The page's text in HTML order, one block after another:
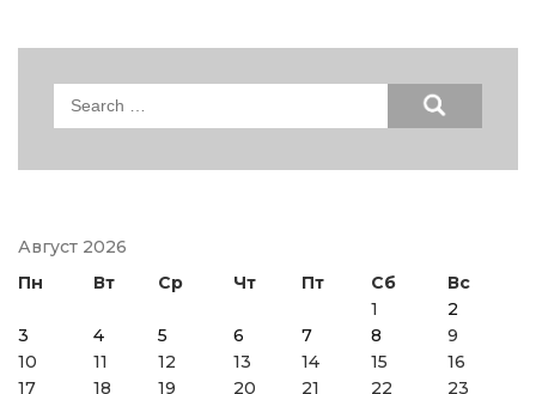
Search
Август 2026
Пн
Вт Ср Чт Пт Сб
Вс
1
2
3
4 5 6 7 8
9
10
11 12 13 14 15
16
17
18 19 20 21 22 23